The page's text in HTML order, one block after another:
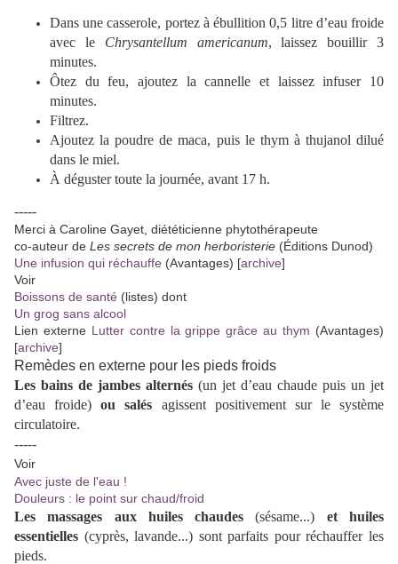
Dans une casserole, portez à ébullition 0,5 litre d’eau froide
avec le Chrysantellum americanum, laissez bouillir 3
minutes.
Ôtez du feu, ajoutez la cannelle et laissez infuser 10
minutes.
Filtrez.
Ajoutez la poudre de maca, puis le thym à thujanol dilué
dans le miel.
À déguster toute la journée, avant 17 h.
-----
Merci à Caroline Gayet, diététicienne phytothérapeute
co-auteur de Les secrets de mon herboristerie (Éditions Dunod)
Une infusion qui réchauffe (Avantages) [archive]
Voir
Boissons de santé (listes) dont
Un grog sans alcool
Lien externe Lutter contre la grippe grâce au thym (Avantages)
[archive]
Remèdes en externe pour les pieds froids
Les bains de jambes alternés (un jet d’eau chaude puis un jet
d’eau froide)ou salés agissent positivement sur le système
circulatoire.
-----
Voir
Avec juste de l'eau !
Douleurs : le point sur chaud/froid
Les massages aux huiles chaudes (sésame...) et huiles
essentielles (cyprès, lavande...) sont parfaits pour réchauffer les
pieds.